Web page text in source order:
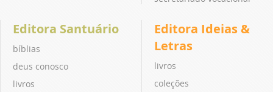
Editora Santuário
bíblias
deus conosco
livros
Editora Ideias &
Letras
livros
coleções